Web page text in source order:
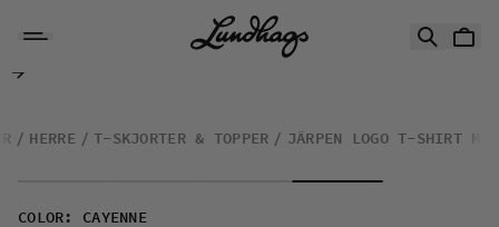
Järpen Logo T-shirt M
HERRE T-SKJORTER & TOPPER JÄRPEN LOGO T-SHIRT M
COLOR : CAYENNE